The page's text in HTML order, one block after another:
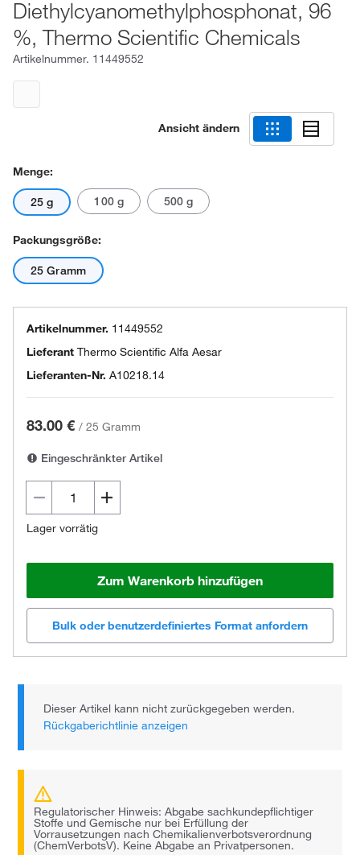
Diethylcyanomethylphosphonat, 96
%, Thermo Scientific Chemicals
Artikelnummer. 11449552
Ansicht ändern
Menge:
25 g 100 g 500 g
Packungsgröße:
25 Gramm
Artikelnummer. 11449552
Lieferant Thermo Scientific Alfa Aesar
Lieferanten-Nr. A10218.14
83.00 € / 25 Gramm
Eingeschränkter Artikel
Lager vorrätig
Zum Warenkorb hinzufügen
Bulk oder benutzerdefiniertes Format anfordern
Dieser Artikel kann nicht zurückgegeben werden.
Rückgaberichtlinie anzeigen
Regulatorischer Hinweis: Abgabe sachkundepflichtiger
Stoffe und Gemische nur bei Erfüllung der
Vorrausetzungen nach Chemikalienverbotsverordnung
(ChemVerbotsV). Keine Abgabe an Privatpersonen.